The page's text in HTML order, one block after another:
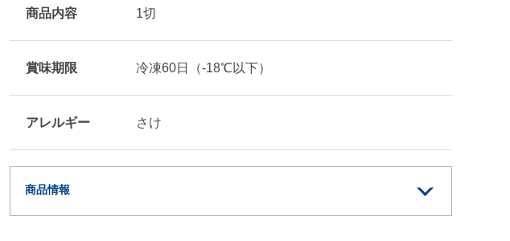
商品内容 1切
賞味期限 冷凍60日（-18℃以下）
アレルギー さけ
商品情報